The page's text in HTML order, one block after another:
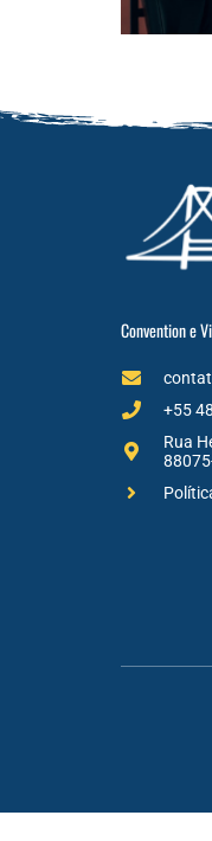
Convention e
+55
Rua